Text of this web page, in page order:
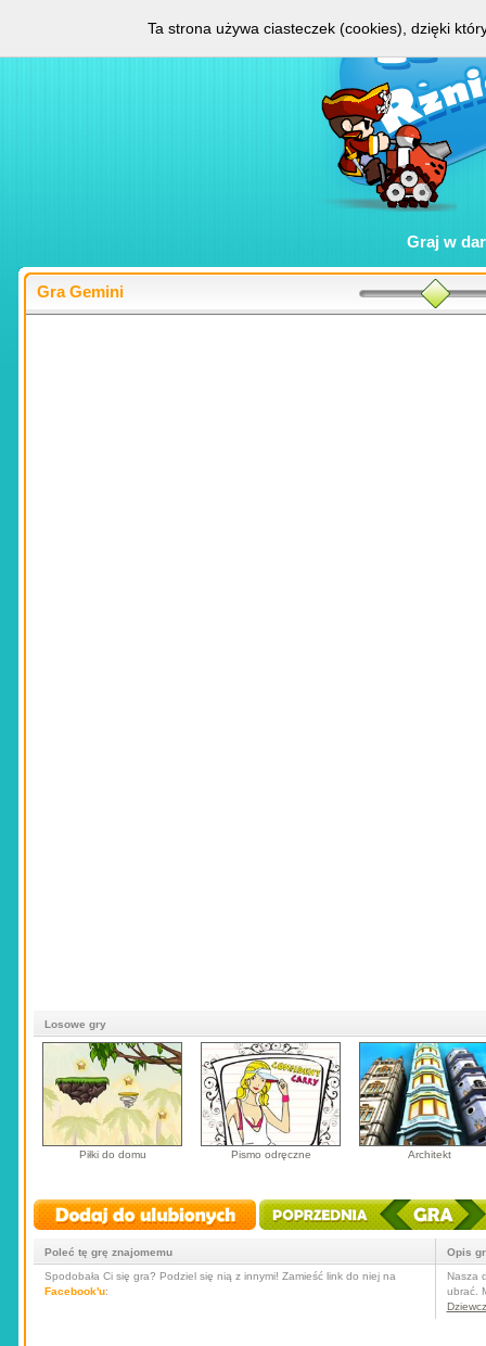
Graj w
Gra Gemini
Losowe gry
Piłki do domu Pismo odręczne Architekt
Poleć tę grę znajomemu
Spodobała Ci się gra? Podziel się nią z innymi! Zamieść link do niej na
Facebook'u:
Opis
Nasza
ubrać.
Ta strona używa ciasteczek (cookies), dzięki